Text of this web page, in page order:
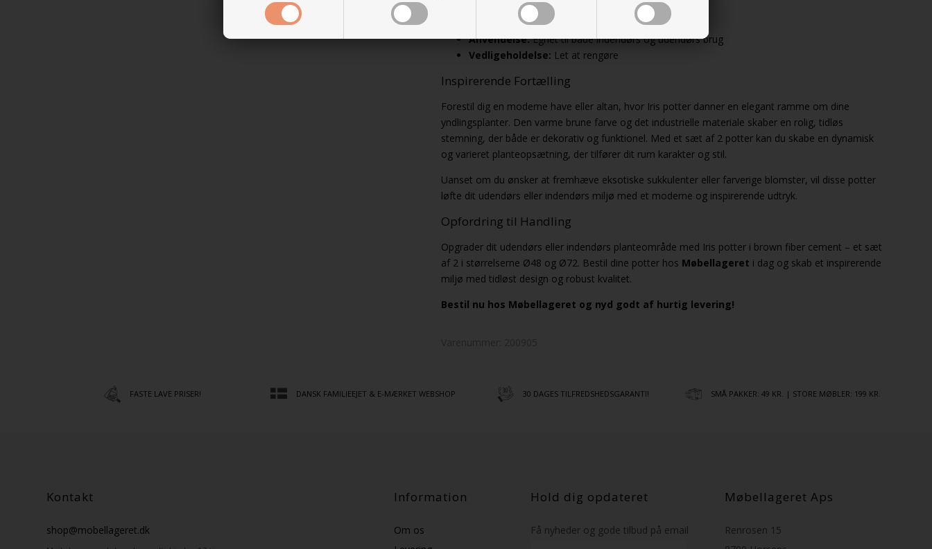
Sælges som sæt af 2
Brown
Anvendelse:Egnet til både indendørs og udendørs brug
Vedligeholdelse: Let at rengøre
Inspirerende Fortælling
Forestil dig en moderne have eller altan, hvor Iris potter danner en elegant ramme om dine
yndlingsplanter. Den varme brune farve og det industrielle materiale skaber en rolig, tidløs
stemning, der både er dekorativ og funktionel. Med et sæt af 2 potter kan du skabe en dynamisk
og varieret planteopsætning, der tilfører dit rum karakter og stil.
Uanset om du ønsker at fremhæve eksotiske sukkulenter eller farverige blomster, vil disse potter
løfte dit udendørs eller indendørs miljø med et moderne og inspirerende udtryk.
Opfordring til Handling
Opgrader dit udendørs eller indendørs planteområde med Iris potter i brown fiber cement – et sæt
af 2 i størrelserne Ø48 og Ø72. Bestil dine potter hos Møbellageret i dag og skab et inspirerende
miljø med tidløst design og robust kvalitet.
Bestil nu hos Møbellageret og nyd godt af hurtig levering!
FASTE LAVE PRISER! DANSK FAMILIEEJET & E-MÆRKET WEBSHOP 30 DAGES TILFREDSHEDSGARANTI! SMÅ PAKKER: 49 KR. | STORE MØBLER: 199 KR.
Kontakt
shop@mobellageret.dk
Information
Om os
Hold dig opdateret
Få nyheder og gode tilbud på email
Møbellageret Aps
Renrosen 15